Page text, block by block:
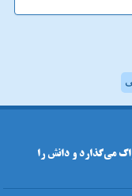
می‌گذارد و دانش را